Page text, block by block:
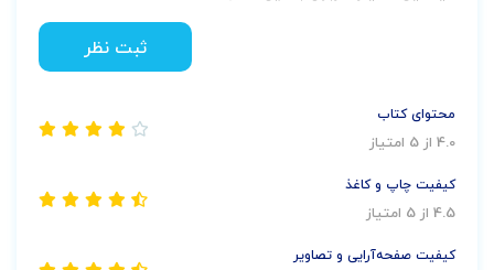
ثبت نظر
محتوای کتاب
4.0 از 5 امتیاز
کیفیت چاپ و کاغذ
4.5 از 5 امتیاز
کیفیت صفحه‌آرایی و تصاویر